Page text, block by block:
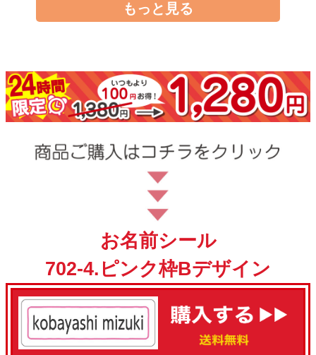
もっと見る
お名前シール
702-4.ピンク枠Bデザイン